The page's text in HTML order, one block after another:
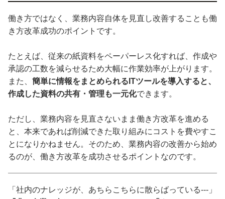
働き方ではなく、業務内容自体を見直し改善することも働
き方改革成功のポイントです。
たとえば、従来の紙資料をペーパーレス化すれば、作成や
承認の工数を減らせるため大幅に作業効率が上がります。
また、 簡単に情報をまとめられるITツールを導入すると、
作成した資料の共有・管理も一元化できます。
ただし、業務内容を見直さないまま働き方改革を進める
と、本来であれば削減できた取り組みにコストを費やすこ
とになりかねません。そのため、業務内容の改善から始め
るのが、働き方改革を成功させるポイントなのです。
「社内のナレッジが、あちらこちらに散らばっている---」